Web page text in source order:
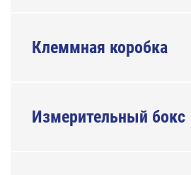
Клеммная коробка
Измерительный бокс